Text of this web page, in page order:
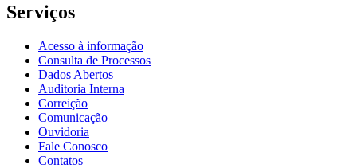
Serviços
Acesso à informação
Consulta de Processos
Dados Abertos
Auditoria Interna
Correição
Comunicação
Ouvidoria
Fale Conosco
Contatos